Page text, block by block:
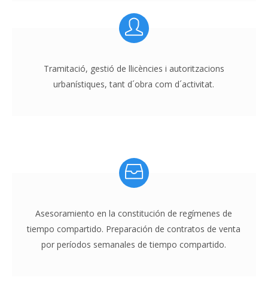
Tramitació, gestió de llicències i autoritzacions
urbanístiques, tant d´obra com d´activitat.
Asesoramiento en la constitución de regímenes de
tiempo compartido. Preparación de contratos de venta
por períodos semanales de tiempo compartido.